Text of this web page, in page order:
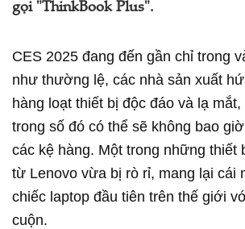
gọi "ThinkBook Plus".
CES 2025 đang đến gần chỉ trong
như thường lệ, các nhà sản xuất
hàng loạt thiết bị độc đáo và lạ
trong số đó có thể sẽ không bao
các kệ hàng. Một trong những thiết
từ Lenovo vừa bị rò rỉ, mang lại cái
chiếc laptop đầu tiên trên thế giới
cuộn.